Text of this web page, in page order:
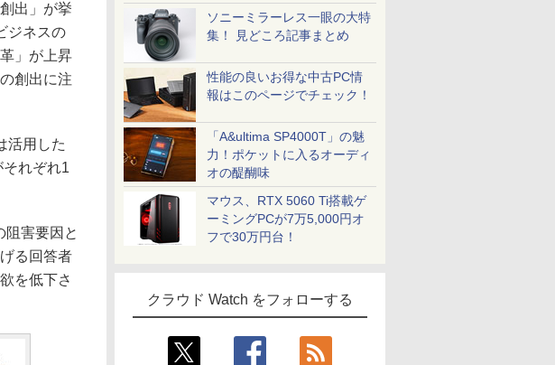
ソニーミラーレス一眼の大特
集！ 見どころ記事まとめ
性能の良いお得な中古PC情
報はこのページでチェック！
「A&ultima SP4000T」の魅
力！ポケットに入るオーディ
オの醍醐味
マウス、RTX 5060 Ti搭載ゲ
ーミングPCが7万5,000円オ
フで30万円台！
クラウド Watch をフォローする
出」が挙
ジネスの
」が上昇
創出に注
活用した
れぞれ1
害要因と
る回答者
を低下さ